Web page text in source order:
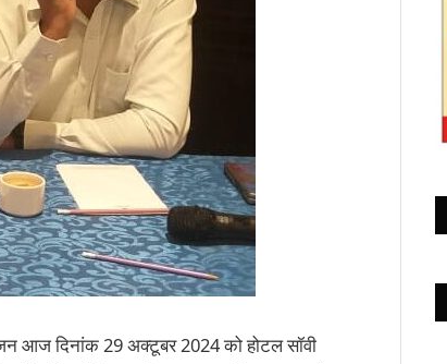
आज दिनांक 29 अक्‍टूबर 2024 को होटल सॉवी